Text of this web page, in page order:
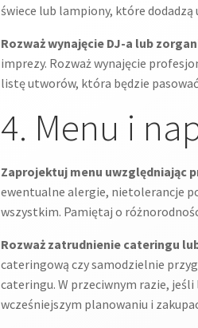
świece lub lampiony, które dodadzą
Rozważ wynajęcie DJ-a lub
imprezy. Rozważ wynajęcie
listę utworów, która będzie
4. Menu i
Zaprojektuj menu uwzględniając
ewentualne alergie, nietolerancje
wszystkim. Pamiętaj o
Rozważ zatrudnienie cateringu
cateringową czy samodzielnie
cateringu. W przeciwnym razie,
wcześniejszym planowaniu i